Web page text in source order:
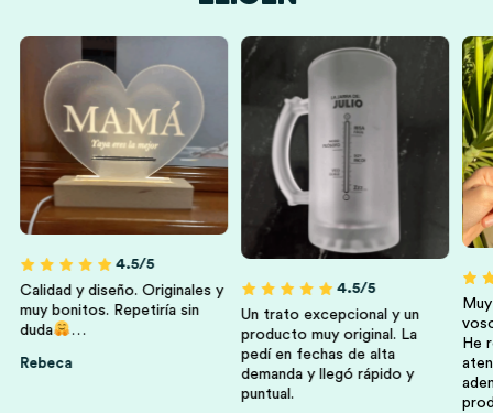
Amigas Y Amigos
Hermanos Y
Hermanas
4.5/5
Calidad y diseño. Originales y
muy bonitos. Repetiría sin
duda
…
Rebeca
4.5/5
Un trato excepcional y un
producto muy original. La
pedí en fechas de alta
demanda y llegó rápido y
puntual.
He